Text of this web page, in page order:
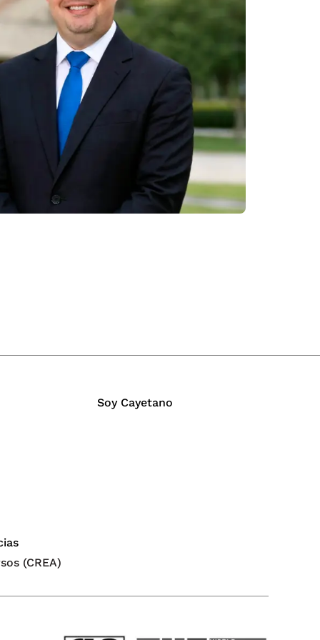
(CREA)
Soy Cayetano